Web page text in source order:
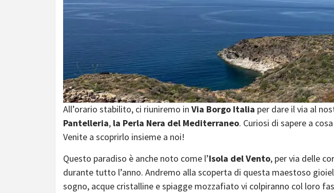
All’orario stabilito, ci riuniremo in Via Borgo Italia per dare il via al
Pantelleria, la Perla Nera del Mediterraneo. Curiosi di sapere a
Venite a scoprirlo insieme a noi!
Questo paradiso è anche noto come l’Isola del Vento, per via delle
durante tutto l’anno. Andremo alla scoperta di questa maestoso
sogno, acque cristalline e spiagge mozzafiato vi colpiranno col loro